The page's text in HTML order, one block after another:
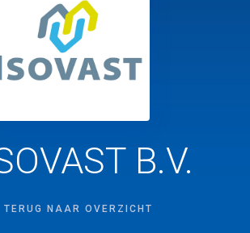
TERUG NAAR OVERZICHT
B.V.